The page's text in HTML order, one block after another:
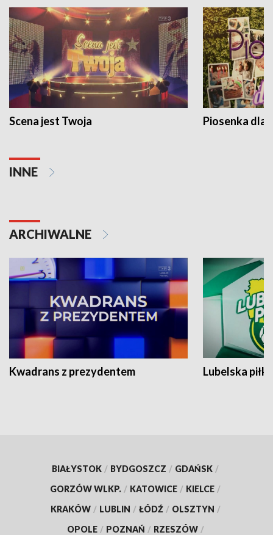
Scena jest Twoja Piosenka dla
INNE
ARCHIWALNE
Kwadrans z prezydentem Lubelska piłka
BIAŁYSTOK / BYDGOSZCZ / GDAŃSK /
GORZÓW WLKP. / KATOWICE / KIELCE /
KRAKÓW / LUBLIN / ŁÓDŹ / OLSZTYN /
OPOLE / POZNAŃ / RZESZÓW /